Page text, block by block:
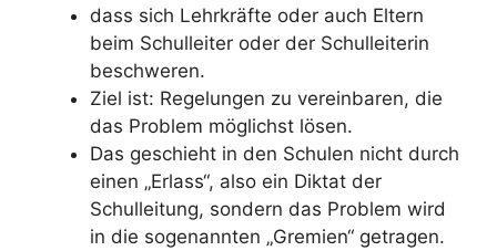
dass sich Lehrkräfte oder auch Eltern
beim Schulleiter oder der Schulleiterin
beschweren.
Ziel ist: Regelungen zu vereinbaren, die
das Problem möglichst lösen.
Das geschieht in den Schulen nicht durch
einen „Erlass“, also ein Diktat der
Schulleitung, sondern das Problem wird
in die sogenannten „Gremien“ getragen.